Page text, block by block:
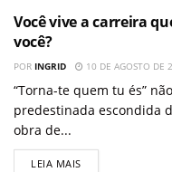
Você vive a carreira
você?
POR INGRID 10 DE AGOSTO DE
“Torna-te quem tu és”
predestinada escondida
obra de...
LEIA MAIS